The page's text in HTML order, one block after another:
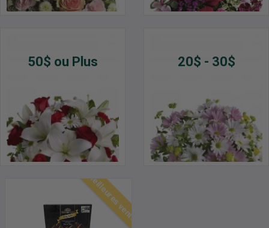
50$ ou Plus 20$ - 30$
Meilleures ventes